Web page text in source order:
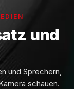
und
und Sprechern,
schauen.